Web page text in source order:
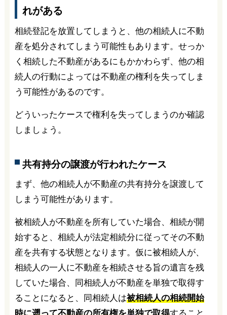
れがある
相続登記を放置してしまうと、他の相続人に不動
産を処分されてしまう可能性もあります。せっか
く相続した不動産があるにもかかわらず、他の相
続人の行動によっては不動産の権利を失ってしま
う可能性があるのです。
どういったケースで権利を失ってしまうのか確認
しましょう。
共有持分の譲渡が行われたケース
まず、他の相続人が不動産の共有持分を譲渡して
しまう可能性があります。
被相続人が不動産を所有していた場合、相続が開
始すると、相続人が法定相続分に従ってその不動
産を共有する状態となります。仮に被相続人が、
相続人の一人に不動産を相続させる旨の遺言を残
していた場合、同相続人が不動産を単独で取得す
ることになると、同相続人は被相続人の相続開始